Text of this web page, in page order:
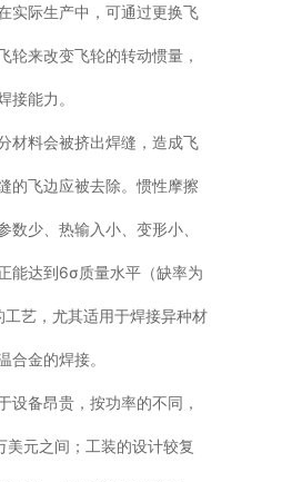
实际生产中，可通过更换飞
轮来改变飞轮的转动惯量，
接能力。
材料会被挤出焊缝，造成飞
的飞边应被去除。惯性摩擦
数少、热输入小、变形小、
能达到6σ质量水平（缺率为
艺，尤其适用于焊接异种材
合金的焊接。
设备昂贵，按功率的不同，
元之间；工装的设计较复